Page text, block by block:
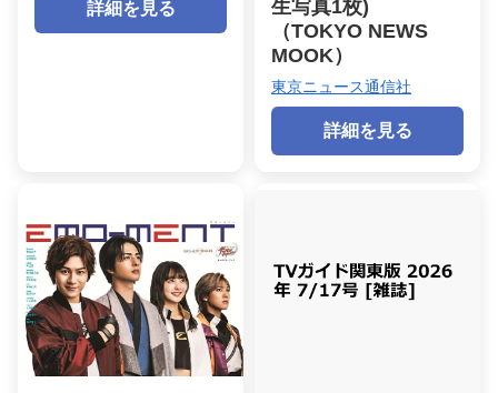
詳細を見る
生写真1枚)
（TOKYO NEWS
MOOK）
東京ニュース通信社
詳細を見る